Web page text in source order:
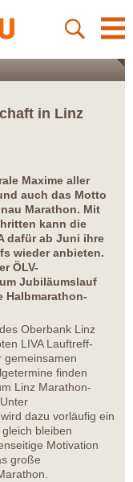
in Linz
Maxime aller
auch das Motto
Marathon. Mit
kann die
dafür ab Juni ihre
wieder anbieten.
ÖLV-
Jubiläumslauf
Halbmarathon-
Oberbank Linz
LIVA Lauftreff-
gemeinsamen
finden
Linz Marathon-
dazu vorläufig ein
bleiben
Motivation
große